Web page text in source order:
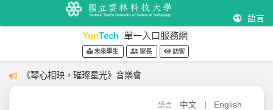
語言
YunTech 單一入口服務網
未來學生 家長 訪客
《琴心相映，璀璨星光》音樂會
語言 中文 English